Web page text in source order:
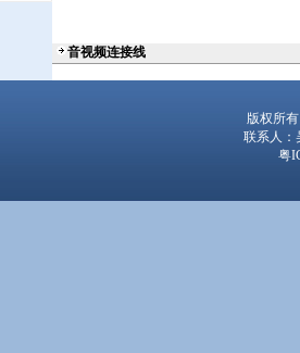
音视频连接线
版权所
联系人：
粤